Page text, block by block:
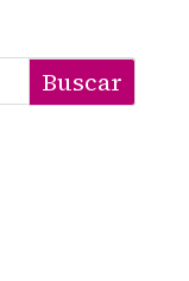
Buscar